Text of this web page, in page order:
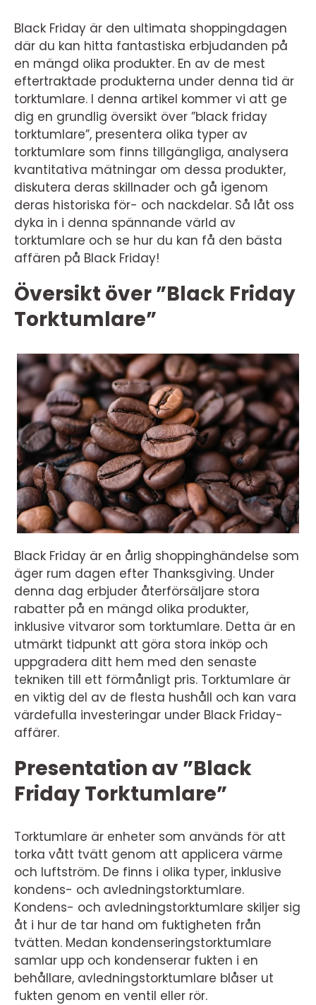
Black Friday är den ultimata shoppingdagen
där du kan hitta fantastiska erbjudanden på
en mängd olika produkter. En av de mest
eftertraktade produkterna under denna tid är
torktumlare. I denna artikel kommer vi att ge
dig en grundlig översikt över ”black friday
torktumlare”, presentera olika typer av
torktumlare som finns tillgängliga, analysera
kvantitativa mätningar om dessa produkter,
diskutera deras skillnader och gå igenom
deras historiska för- och nackdelar. Så låt oss
dyka in i denna spännande värld av
torktumlare och se hur du kan få den bästa
affären på Black Friday!
Översikt över ”Black Friday
Torktumlare”
Black Friday är en årlig shoppinghändelse som
äger rum dagen efter Thanksgiving. Under
denna dag erbjuder återförsäljare stora
rabatter på en mängd olika produkter,
inklusive vitvaror som torktumlare. Detta är en
utmärkt tidpunkt att göra stora inköp och
uppgradera ditt hem med den senaste
tekniken till ett förmånligt pris. Torktumlare är
en viktig del av de flesta hushåll och kan vara
värdefulla investeringar under Black Friday-
affärer.
Presentation av ”Black
Friday Torktumlare”
Torktumlare är enheter som används för att
torka vått tvätt genom att applicera värme
och luftström. De finns i olika typer, inklusive
kondens- och avledningstorktumlare.
Kondens- och avledningstorktumlare skiljer sig
åt i hur de tar hand om fuktigheten från
tvätten. Medan kondenseringstorktumlare
samlar upp och kondenserar fukten i en
behållare, avledningstorktumlare blåser ut
fukten genom en ventil eller rör.